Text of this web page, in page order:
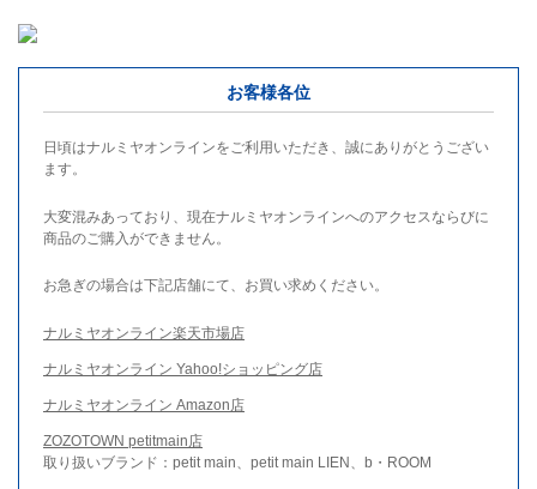
お客様各位
日頃はナルミヤオンラインをご利用いただき、誠にありがとうござい
ます。
大変混みあっており、現在ナルミヤオンラインへのアクセスならびに
商品のご購入ができません。
お急ぎの場合は下記店舗にて、お買い求めください。
ナルミヤオンライン楽天市場店
ナルミヤオンライン Yahoo!ショッピング店
ナルミヤオンライン Amazon店
ZOZOTOWN petitmain店
取り扱いブランド：petit main、petit main LIEN、b・ROOM